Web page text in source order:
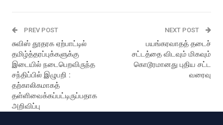
PREV POST
சுவிஸ் தூதரக ஏற்பாட்டில்
தமிழ்த்தரப்புக்களுக்கு
இடையில் நடைபெறவிருந்த
சந்திப்பில் இழுபறி :
தற்காலிகமாகத்
தள்ளிவைக்கப்பட்டிருப்பதாக
அறிவிப்பு
NEXT POST
பயங்கரவாதத் தடைச்
சட்டத்தை விடவும் மிகவும்
கொடூரமானது புதிய சட்ட
வரைவு